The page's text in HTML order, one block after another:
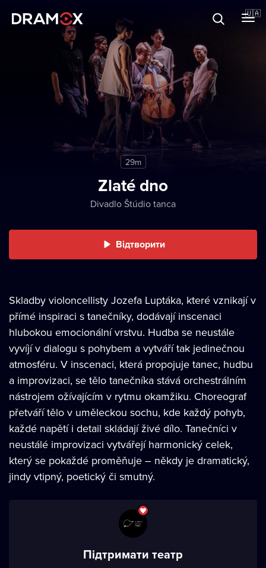
🇺🇦
Cертифікати
Зареєструватися
29m
Zlaté dno
Divadlo Štúdio tanca
Відтворити
Skladby violoncellisty Jozefa Luptáka, které vznikají v
přímé inspiraci s tanečníky, dodávají inscenaci
hlubokou emocionální vrstvu. Hudba se neustále
vyvíjí v dialogu s pohybem a vytváří tak jedinečnou
atmosféru. V inscenaci, která propojuje tanec, hudbu
a improvizaci, se tělo tanečníka stává orchestrálním
nástrojem ožívajícím v rytmu okamžiku. Choreograf
přetváří tělo v uměleckou sochu, kde každý pohyb,
každé napětí i detail skládají živé dílo. Tanečníci v
neustálé improvizaci vytvářejí harmonický celek,
který se pokaždé proměňuje – někdy je dramatický,
jindy vtipný, poetický či smutný.
Підтримати театр